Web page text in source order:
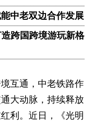
中老双边合作发展
跨国跨境游玩新格
互通，中老铁路作
大动脉，持续释放
利。近日，《光明